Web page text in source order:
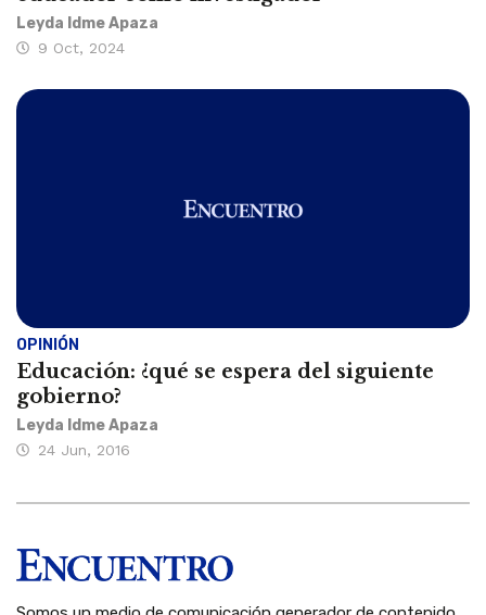
Leyda Idme Apaza
9 Oct, 2024
OPINIÓN
Educación: ¿qué se espera del siguiente
gobierno?
Leyda Idme Apaza
24 Jun, 2016